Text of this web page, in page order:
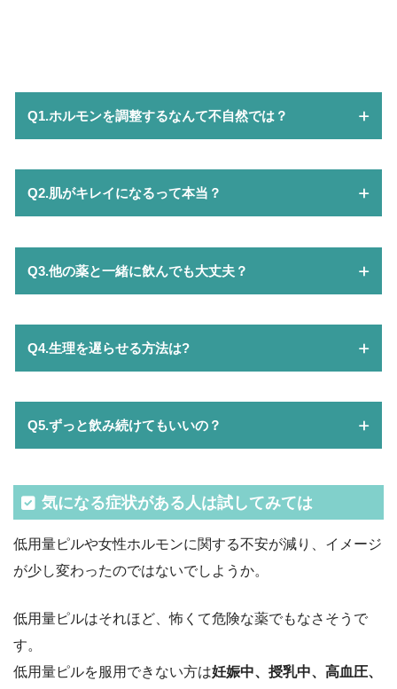
Q1.ホルモンを調整するなんて不自然では？
Q2.肌がキレイになるって本当？
Q3.他の薬と一緒に飲んでも大丈夫？
Q4.生理を遅らせる方法は?
Q5.ずっと飲み続けてもいいの？
気になる症状がある人は試してみては
低用量ピルや女性ホルモンに関する不安が減り、イメージ
が少し変わったのではないでしようか。
低用量ピルはそれほど、怖くて危険な薬でもなさそうで
す。
低用量ピルを服用できない方は妊娠中、授乳中、高血圧、